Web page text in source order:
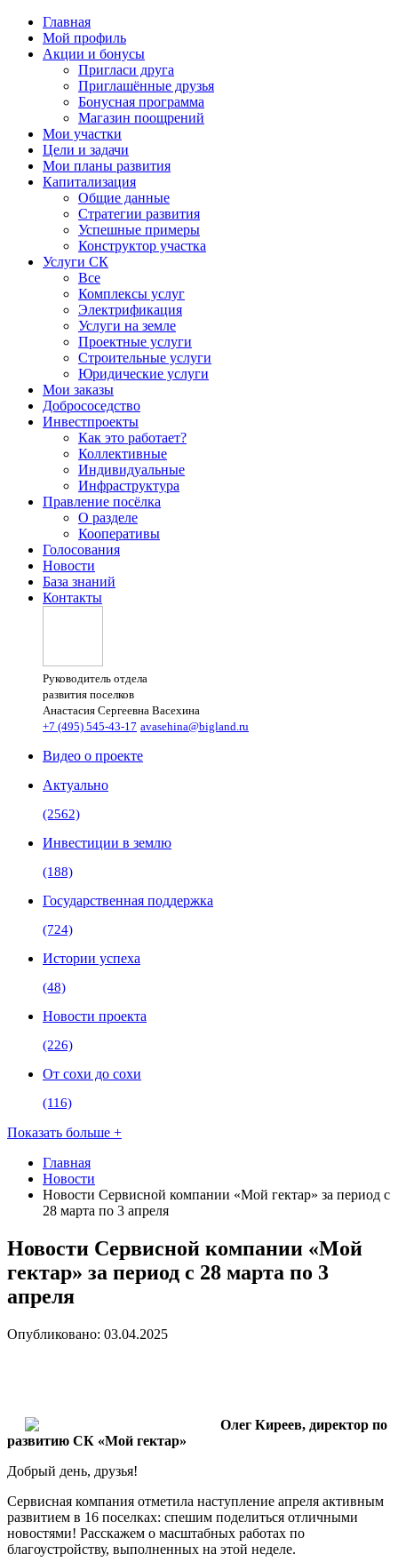
Главная
Мой профиль
Акции и бонусы
Пригласи друга
Приглашённые друзья
Бонусная программа
Магазин поощрений
Мои участки
Цели и задачи
Мои планы развития
Капитализация
Общие данные
Стратегии развития
Успешные примеры
Конструктор участка
Услуги СК
Все
Комплексы услуг
Электрификация
Услуги на земле
Проектные услуги
Строительные услуги
Юридические услуги
Мои заказы
Добрососедство
Инвестпроекты
Как это работает?
Коллективные
Индивидуальные
Инфраструктура
Правление посёлка
О разделе
Кооперативы
Голосования
Новости
База знаний
Контакты
Руководитель отдела
развития поселков
Анастасия Сергеевна Васехина
+7 (495) 545-43-17 avasehina@bigland.ru
Видео о проекте
Актуально
(2562)
Инвестиции в землю
(188)
Государственная поддержка
(724)
Истории успеха
(48)
Новости проекта
(226)
От сохи до сохи
(116)
Показать больше +
Главная
Новости
Новости Сервисной компании «Мой гектар» за период с
28 марта по 3 апреля
Новости Сервисной компании «Мой
гектар» за период с 28 марта по 3
апреля
Опубликовано: 03.04.2025
Олег Киреев, директор по
развитию СК «Мой гектар»
Добрый день, друзья!
Сервисная компания отметила наступление апреля активным
развитием в 16 поселках: спешим поделиться отличными
новостями! Расскажем о масштабных работах по
благоустройству, выполненных на этой неделе.